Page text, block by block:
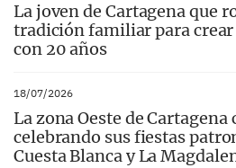
La joven de Cartagena que
tradición familiar para crear
con 20 años
18/07/2026
La zona Oeste de
celebrando sus fiestas
Cuesta Blanca y La